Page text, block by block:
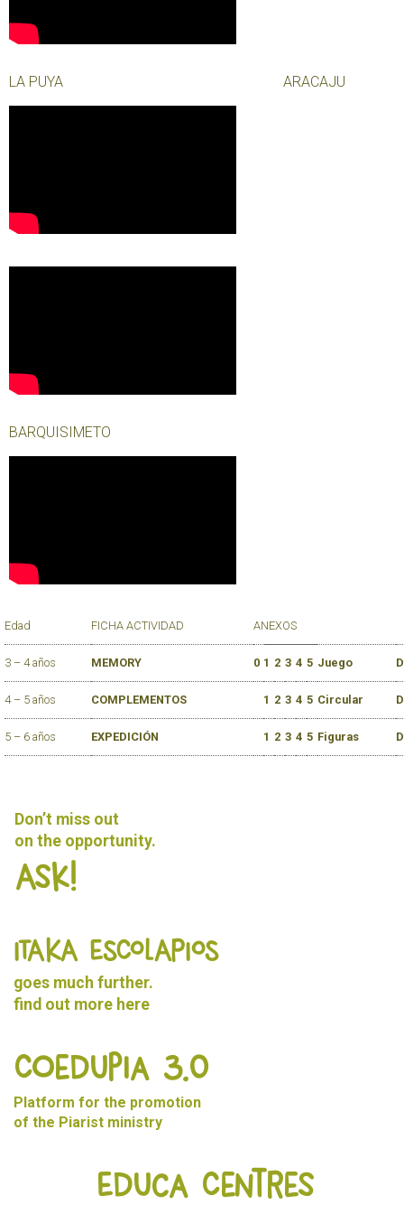
LA PUYA ARACAJU
BARQUISIMETO
Edad FICHA ACTIVIDAD ANEXOS
3 – 4 años MEMORY 0 1 2 3 4 5 Juego
4 – 5 años COMPLEMENTOS 1 2 3 4 5 Circular
5 – 6 años EXPEDICIÓN 1 2 3 4 5 Figuras
Don’t miss out
on the opportunity.
Ask!
ITAKA ESCOLAPIOS
goes much further.
find out more here
Coedupia 3.0
Platform for the promotion
of the Piarist ministry
Educa Centres